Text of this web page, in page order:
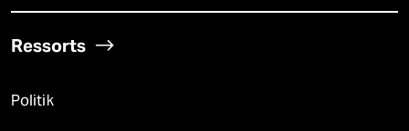
Ressorts
Politik